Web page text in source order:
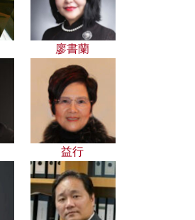
廖書蘭
益行